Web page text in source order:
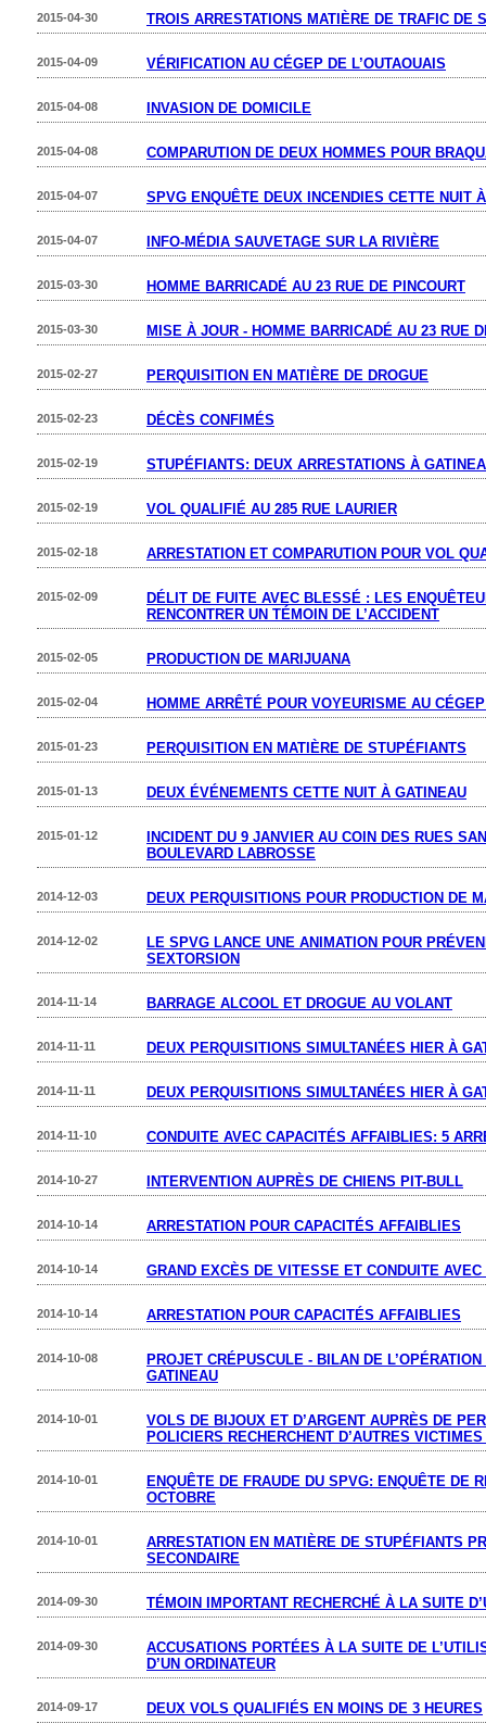
TROIS ARRESTATIONS MATIÈRE DE TRAFIC DE
2015-04-30
VÉRIFICATION AU CÉGEP DE L’OUTAOUAIS
2015-04-09
INVASION DE DOMICILE
2015-04-08
COMPARUTION DE DEUX HOMMES POUR
2015-04-08
SPVG ENQUÊTE DEUX INCENDIES CETTE NUIT
2015-04-07
INFO-MÉDIA SAUVETAGE SUR LA RIVIÈRE
2015-04-07
HOMME BARRICADÉ AU 23 RUE DE PINCOURT
2015-03-30
MISE À JOUR - HOMME BARRICADÉ AU 23 RUE
2015-03-30
PERQUISITION EN MATIÈRE DE DROGUE
2015-02-27
DÉCÈS CONFIMÉS
2015-02-23
STUPÉFIANTS: DEUX ARRESTATIONS À
2015-02-19
VOL QUALIFIÉ AU 285 RUE LAURIER
2015-02-19
ARRESTATION ET COMPARUTION POUR VOL
2015-02-18
DÉLIT DE FUITE AVEC BLESSÉ : LES
RENCONTRER UN TÉMOIN DE L’ACCIDENT
2015-02-09
PRODUCTION DE MARIJUANA
2015-02-05
HOMME ARRÊTÉ POUR VOYEURISME AU
2015-02-04
PERQUISITION EN MATIÈRE DE STUPÉFIANTS
2015-01-23
DEUX ÉVÉNEMENTS CETTE NUIT À GATINEAU
2015-01-13
INCIDENT DU 9 JANVIER AU COIN DES RUES
BOULEVARD LABROSSE
2015-01-12
DEUX PERQUISITIONS POUR PRODUCTION DE
2014-12-03
LE SPVG LANCE UNE ANIMATION POUR
SEXTORSION
2014-12-02
BARRAGE ALCOOL ET DROGUE AU VOLANT
2014-11-14
DEUX PERQUISITIONS SIMULTANÉES HIER À
2014-11-11
DEUX PERQUISITIONS SIMULTANÉES HIER À
2014-11-11
CONDUITE AVEC CAPACITÉS AFFAIBLIES: 5
2014-11-10
INTERVENTION AUPRÈS DE CHIENS PIT-BULL
2014-10-27
ARRESTATION POUR CAPACITÉS AFFAIBLIES
2014-10-14
GRAND EXCÈS DE VITESSE ET CONDUITE
2014-10-14
ARRESTATION POUR CAPACITÉS AFFAIBLIES
2014-10-14
PROJET CRÉPUSCULE - BILAN DE
GATINEAU
2014-10-08
VOLS DE BIJOUX ET D’ARGENT AUPRÈS DE
POLICIERS RECHERCHENT D’AUTRES
2014-10-01
ENQUÊTE DE FRAUDE DU SPVG: ENQUÊTE DE
OCTOBRE
2014-10-01
ARRESTATION EN MATIÈRE DE STUPÉFIANTS
SECONDAIRE
2014-10-01
TÉMOIN IMPORTANT RECHERCHÉ À LA SUITE
2014-09-30
ACCUSATIONS PORTÉES À LA SUITE DE
D’UN ORDINATEUR
2014-09-30
DEUX VOLS QUALIFIÉS EN MOINS DE 3 HEURES
2014-09-17